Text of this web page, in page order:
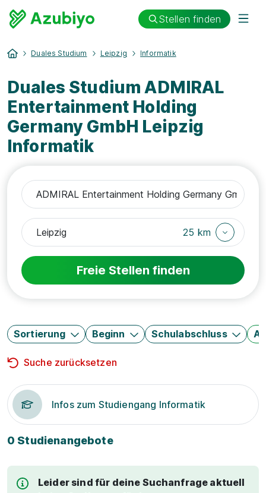
Stellen finden
Duales Studium Leipzig Informatik
Duales Studium ADMIRAL
Entertainment Holding
Germany GmbH Leipzig
Informatik
25 km
Freie Stellen finden
Sortierung Beginn Schulabschluss
Suche zurücksetzen
Infos zum Studiengang Informatik
0 Studienangebote
Leider sind für deine Suchanfrage aktuell